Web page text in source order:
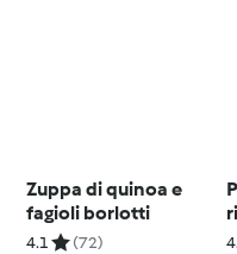
Zuppa di quinoa e
fagioli borlotti
4.1 (72)